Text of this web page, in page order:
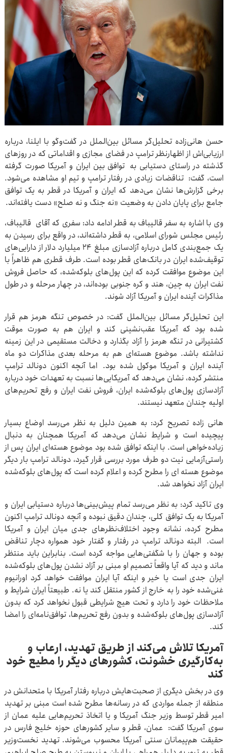
حسن هانی‌زاده تحلیل‌گر مسائل بین‌الملل در گفت‌وگو با ایلنا، درباره
ارزیابی‌اش از اظهارنظر ترامپ در فضای مجازی و اقداماتی که در روزهای
گذشته در راستای دستیابی به توافق بین ایران و آمریکا صورت گرفته
است، گفت: تناقضات زیادی در رفتار ترامپ و تیم او مشاهده می‌شود.
برخی گزارش‌ها نشان می‌دهد که ایران و آمریکا در قطر به یک توافق
جامع برای پایان دادن به وضعیت «نه جنگ و نه صلح» دست یافته‌اند.
وی با اشاره به سفر قالیباف به قطر ادامه داد: سفری که آقای قالیباف،
رئیس مجلس شورای اسلامی، به قطر داشته‌اند، در واقع برای رسیدن به
یک جمع‌بندی کامل درباره آزادسازی مبلغ ۲۴ میلیارد دلار از دارایی‌های
توقیف‌شده ایران در بانک‌های قطر بوده است. طرف قطری هم ظاهراً با
این موضوع موافقت کرده که این پول‌های بلوکه‌شده، که حاصل فروش
نفت ایران به چین، هند و کره جنوبی بوده‌اند، در چهار مرحله و در طول
مذاکرات آینده ایران و آمریکا آزاد شوند.
این تحلیل‌گر مسائل بین‌الملل گفت: در خصوص تنگه هرمز هم قرار
شده بود که آمریکا عقب‌نشینی کند و ایران هم به صورت موقت
کشتیرانی در تنگه هرمز را آزاد بگذارد و دخالت مستقیمی در این زمینه
نداشته باشد. موضوع هسته‌ای هم به مرحله بعدی مذاکرات دو ماه
آینده ایران و آمریکا موکول شده بود. اما آنچه اکنون دونالد ترامپ
منتشر کرده، نشان می‌دهد که آمریکایی‌ها نسبت به تعهدات خود درباره
آزادسازی پول‌های بلوکه‌شده ایران، فروش نفت ایران و رفع تحریم‌های
اولیه چندان متعهد نیستند.
هانی زاده تصریح کرد: به همین دلیل به نظر می‌رسد اوضاع بسیار
پیچیده است و شرایط نشان می‌دهد که آمریکا همچنان به دنبال
زیاده‌خواهی است. با اینکه توافق شده بود موضوع هسته‌ای ایران پس از
راستی‌آزمایی نیت دو طرف مورد بررسی قرار گیرد، دونالد ترامپ بار دیگر
موضوع هسته ای را مطرح کرده و اعلام کرده است که پول‌های بلوکه‌شده
ایران آزاد نخواهد شد.
وی تاکید کرد: به نظر می‌رسد تمام پیش‌بینی‌ها درباره دستیابی ایران و
آمریکا به یک توافق کلی، چندان دقیق نبوده و آنچه دونالد ترامپ اکنون
مطرح کرده، نشانه وجود اختلاف‌نظرهای جدی میان ایران و آمریکا
است. البته دونالد ترامپ در رفتار و گفتار خود همواره دچار تناقض
بوده و جهان را با شگفتی‌هایی مواجه کرده است. بنابراین باید منتظر
ماند و دید که آیا واقعاً تصمیم او مبنی بر آزاد نشدن پول‌های بلوکه‌شده
ایران جدی است یا خیر و اینکه آیا ایران موافقت خواهد کرد اورانیوم
غنی‌شده خود را به خارج از کشور منتقل کند یا نه. طبیعتاً ایران شرایط و
ملاحظات خود را دارد و تحت هیچ شرایطی قبول نخواهد کرد که بدون
آزادسازی پول‌های بلوکه‌شده و بدون رفع تحریم‌ها، توافق‌نامه‌ای را امضا
کند.
آمریکا تلاش می‌کند از طریق تهدید، ارعاب و
به‌کارگیری خشونت، کشورهای دیگر را مطیع خود
کند
وی در بخش دیگری از صحبت‌هایش درباره رفتار آمریکا با متحدانش در
منطقه از جمله مواردی که در رسانه‌ها مطرح شده است مبنی بر تهدید
امیر قطر توسط وزیر جنگ آمریکا و یا اتخاذ تحریم‌هایی علیه عمان از
سوی آمریکا گفت: عمان، قطر و سایر کشورهای حوزه خلیج فارس در
حقیقت هم‌پیمانان سنتی آمریکا محسوب می‌شوند. تهدید نخست‌وزیر